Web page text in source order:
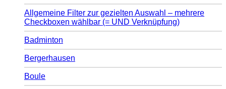
Allgemeine Filter zur gezielten Auswahl – mehrere
Checkboxen wählbar (= UND Verknüpfung)
Badminton
Bergerhausen
Boule